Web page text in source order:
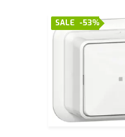
-53%
SALE